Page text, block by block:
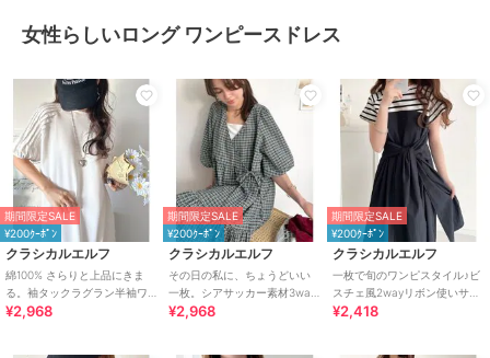
女性らしいロング ワンピースドレス
期間限定SALE
¥200ｸｰﾎﾟﾝ
クラシカルエルフ
綿100% さらりと上品にきま
る。袖タックラグラン半袖ワ
ンピース（ロング丈）
¥2,968
期間限定SALE
¥200ｸｰﾎﾟﾝ
クラシカルエルフ
その日の私に、ちょうどいい
一枚。シアサッカー素材3way
ティアードカシュクールロン
¥2,968
期間限定SALE
¥200ｸｰﾎﾟﾝ
クラシカルエルフ
一枚で旬のワンピスタイル♪ビ
スチェ風2wayリボン使いサッ
カー素材ドッキングロングワ
¥2,418